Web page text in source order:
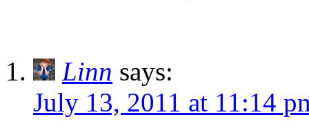
Linn says:
July 13, 2011 at 11:14